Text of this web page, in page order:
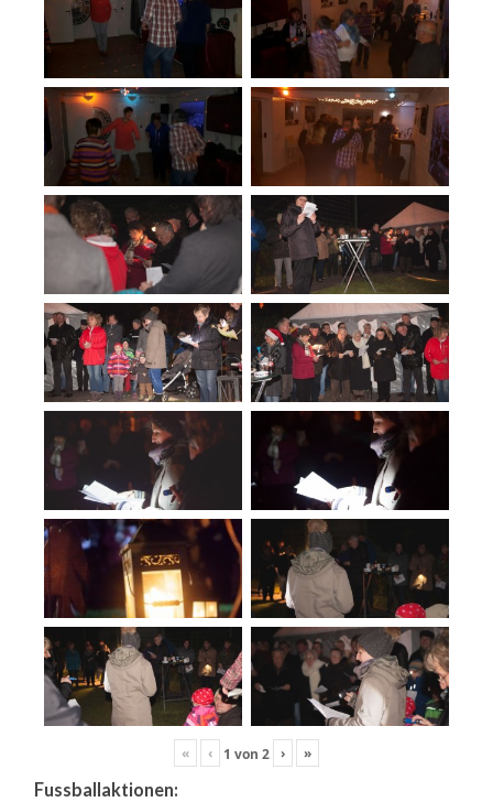
« ‹ 1 von 2 › »
Fussballaktionen: